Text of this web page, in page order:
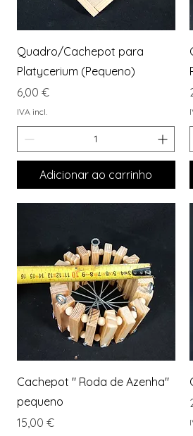
Visualização rápida
Quadro/Cachepot para
Platycerium (Pequeno)
Preço
6,00 €
IVA incl.
Adicionar ao carrinho
Visualização rápida
Cachepot " Roda de Azenha"
pequeno
Preço
15,00 €